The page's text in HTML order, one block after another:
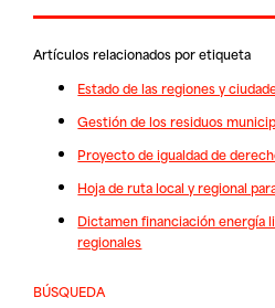
Artículos relacionados por etiqueta
Estado de las regiones y
Gestión de los residuos
Proyecto de igualdad de
Hoja de ruta local y regional
Dictamen financiación energía
regionales
BÚSQUEDA